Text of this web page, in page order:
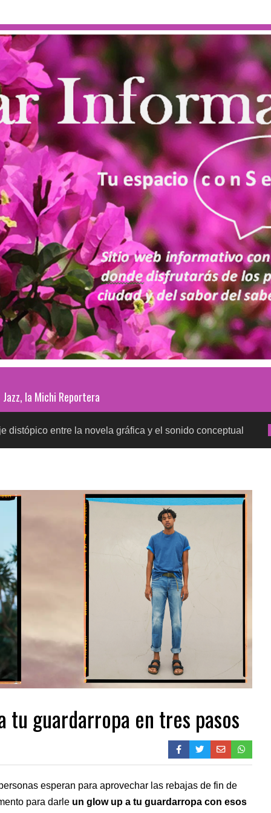
Jazz, la Michi Reportera
entre la novela gráfica y el sonido conceptual SALUD
tu guardarropa en tres pasos
esperan para aprovechar las rebajas de fin de
para darle un glow up a tu guardarropa con esos